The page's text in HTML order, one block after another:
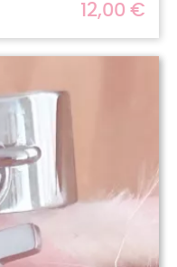
12,00 €